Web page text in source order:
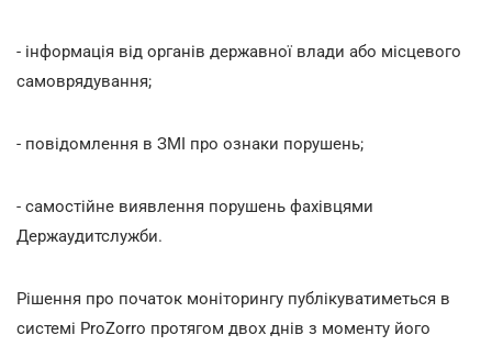
- інформація від органів державної влади або місцевого
самоврядування;
- повідомлення в ЗМІ про ознаки порушень;
- самостійне виявлення порушень фахівцями
Держаудитслужби.
Рішення про початок моніторингу публікуватиметься в
системі ProZorro протягом двох днів з моменту його